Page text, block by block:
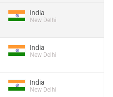
India
New Delhi
India
New Delhi
India
New Delhi